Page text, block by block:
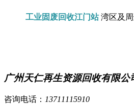
工业固废回收江门站湾区及周
广州天仁再生资源回收有限公
咨询电话： 13711115910